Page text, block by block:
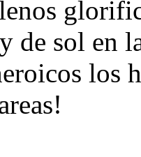
de sol en
los